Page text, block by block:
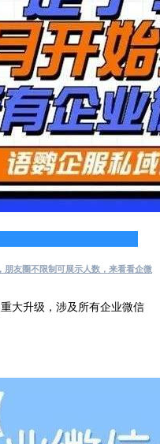
友圈不限制可展示人数，来看看企微
大升级，涉及所有企业微信